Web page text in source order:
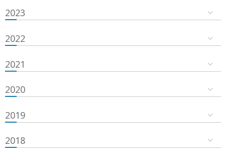
2023
2022
2021
2020
2019
2018